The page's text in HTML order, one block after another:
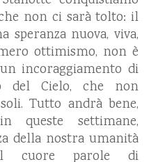
non ci sarà tolto: il
speranza nuova, viva,
ottimismo, non è
incoraggiamento di
del Cielo, che non
Tutto andrà bene,
queste settimane,
della nostra umanità
cuore parole di